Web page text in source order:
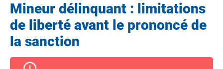
Mineur délinquant : limitations
de liberté avant le prononcé de
la sanction